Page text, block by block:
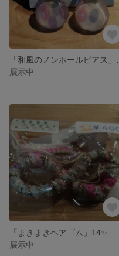
展示中
「まきまきヘアゴム」14✨
展示中